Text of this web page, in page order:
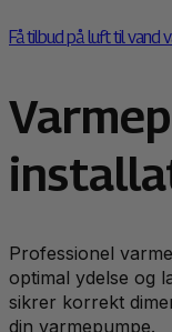
Få tilbud på luft til vand
Professionel
optimal ydelse og
sikrer korrekt
din varmepumpe.